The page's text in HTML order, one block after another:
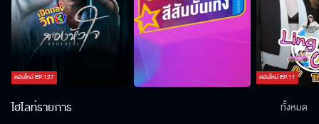
ตอนใหม่EP.127 ตอนใหม่EP.11
ไฮไลท์รายการ ทั้งหมด